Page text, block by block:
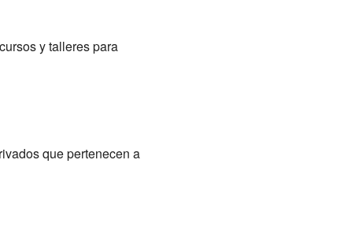
y talleres para
que pertenecen a